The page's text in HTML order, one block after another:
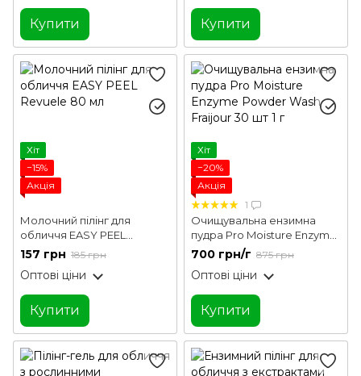
Купити Купити
Хіт
−15%
Акція
Молочний пілінг для
обличчя EASY PEEL
Revuele 80 мл
157 грн 185 грн
Оптові ціни
Купити
Хіт
−20%
Акція
1
Очищувальна ензимна
пудра Pro Moisture Enzyme
Powder Wash Fraijour 30 шт
700 грн/г 875 грн
Оптові ціни
Купити